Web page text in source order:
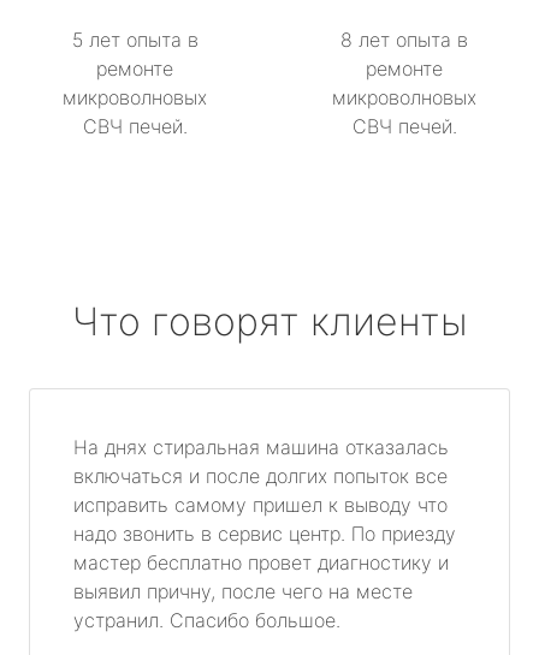
5 лет опыта в
ремонте
микроволновых
СВЧ печей.
8 лет опыта в
ремонте
микроволновых
СВЧ печей.
Что говорят клиенты
На днях стиральная машина отказалась
включаться и после долгих попыток все
исправить самому пришел к выводу что
надо звонить в сервис центр. По приезду
мастер бесплатно провет диагностику и
выявил причну, после чего на месте
устранил. Спасибо большое.